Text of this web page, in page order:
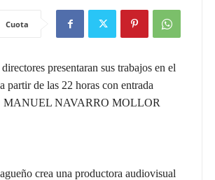
Cuota
presentaran sus trabajos en el
partir de las 22 horas con entrada
MANUEL NAVARRO MOLLOR
crea una productora audiovisual